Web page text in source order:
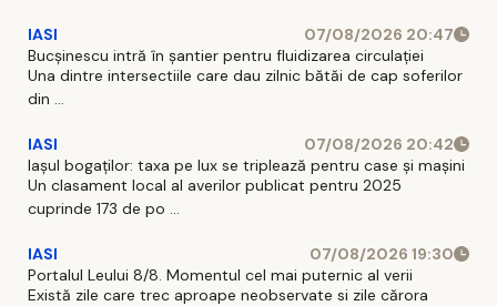
IASI
07/08/2026 20:47
Bucșinescu intră în șantier pentru fluidizarea circulației
Una dintre intersectiile care dau zilnic bătăi de cap soferilor
din ...
IASI
07/08/2026 20:42
Iașul bogaților: taxa pe lux se triplează pentru case și mașini
Un clasament local al averilor publicat pentru 2025
cuprinde 173 de po ...
IASI
07/08/2026 19:30
Portalul Leului 8/8. Momentul cel mai puternic al verii
Există zile care trec aproape neobservate si zile cărora